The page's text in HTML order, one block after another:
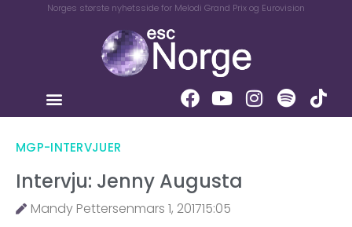
Norges største nyhetsside for Melodi Grand Prix og Eurovision
MGP-INTERVJUER
Intervju: Jenny Augusta
Mandy Pettersenmars 1, 201715:05